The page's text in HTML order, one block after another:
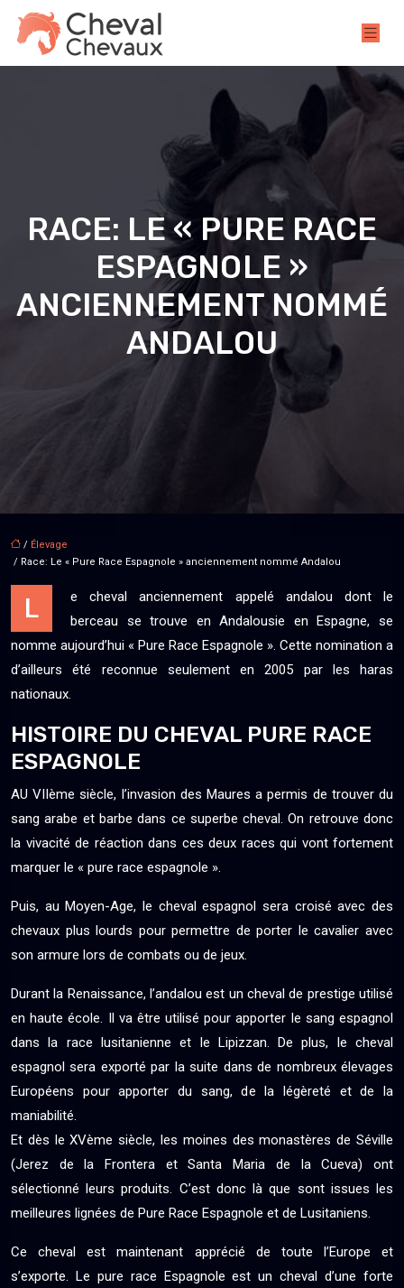
RACE: LE « PURE RACE
ESPAGNOLE »
ANCIENNEMENT NOMMÉ
ANDALOU
/ Élevage
/ Race: Le « Pure Race Espagnole » anciennement nommé Andalou
L
e cheval anciennement appelé andalou dont le
berceau se trouve en Andalousie en Espagne, se
nomme aujourd’hui « Pure Race Espagnole ». Cette nomination a
d’ailleurs été reconnue seulement en 2005 par les haras
nationaux.
HISTOIRE DU CHEVAL PURE RACE
ESPAGNOLE
AU VIIème siècle, l’invasion des Maures a permis de trouver du
sang arabe et barbe dans ce superbe cheval. On retrouve donc
la vivacité de réaction dans ces deux races qui vont fortement
marquer le « pure race espagnole ».
Puis, au Moyen-Age, le cheval espagnol sera croisé avec des
chevaux plus lourds pour permettre de porter le cavalier avec
son armure lors de combats ou de jeux.
Durant la Renaissance, l’andalou est un cheval de prestige utilisé
en haute école. Il va être utilisé pour apporter le sang espagnol
dans la race lusitanienne et le Lipizzan. De plus, le cheval
espagnol sera exporté par la suite dans de nombreux élevages
Européens pour apporter du sang, de la légèreté et de la
maniabilité.
Et dès le XVème siècle, les moines des monastères de Séville
(Jerez de la Frontera et Santa Maria de la Cueva) ont
sélectionné leurs produits. C’est donc là que sont issues les
meilleures lignées de Pure Race Espagnole et de Lusitaniens.
Ce cheval est maintenant apprécié de toute l’Europe et
s’exporte. Le pure race Espagnole est un cheval d’une forte